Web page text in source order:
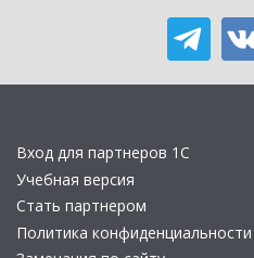
Вход для партнеров 1С
Учебная версия
Стать партнером
Политика конфиденциальности